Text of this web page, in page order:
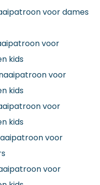
voor dames
voor
kids
voor
kids
voor
kids
voor
voor